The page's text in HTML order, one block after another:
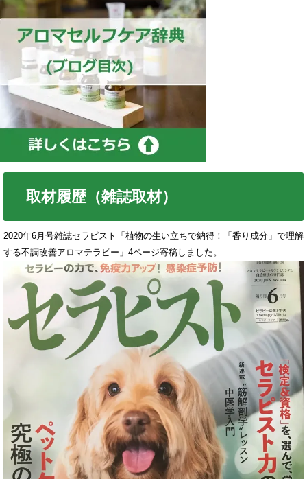
取材履歴（雑誌取材）
2020年6月号雑誌セラピスト「植物の生い立ちで納得！「香り成分」で理解
する不調改善アロマテラピー」4ページ寄稿しました。